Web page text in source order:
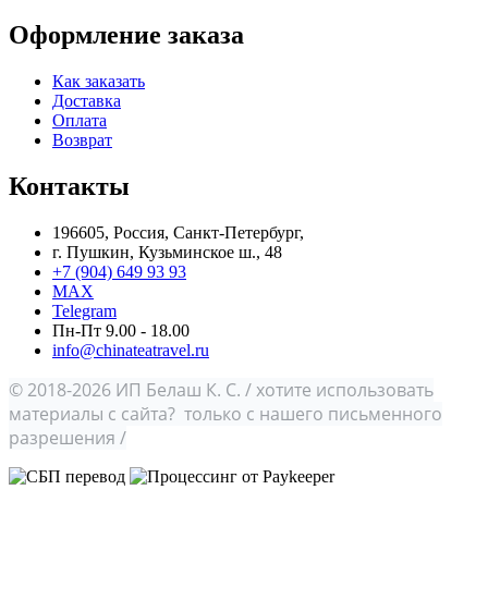
Оформление заказа
Как заказать
Доставка
Оплата
Возврат
Контакты
196605, Россия, Санкт-Петербург,
г. Пушкин, Кузьминское ш., 48
+7 (904) 649 93 93
MAX
Telegram
Пн-Пт 9.00 - 18.00
info@chinateatravel.ru
© 2018-2026 ИП Белаш К. С. / хотите использовать
материалы с сайта? только с нашего письменного
разрешения /